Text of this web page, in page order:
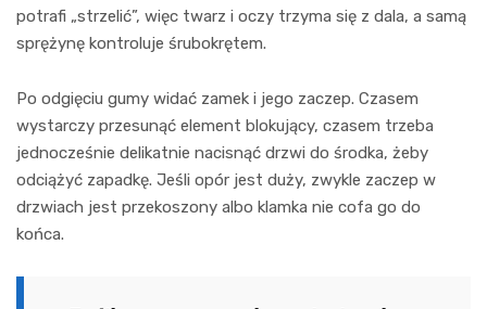
potrafi „strzelić”, więc twarz i oczy trzyma się z dala, a samą
sprężynę kontroluje śrubokrętem.
Po odgięciu gumy widać zamek i jego zaczep. Czasem
wystarczy przesunąć element blokujący, czasem trzeba
jednocześnie delikatnie nacisnąć drzwi do środka, żeby
odciążyć zapadkę. Jeśli opór jest duży, zwykle zaczep w
drzwiach jest przekoszony albo klamka nie cofa go do
końca.